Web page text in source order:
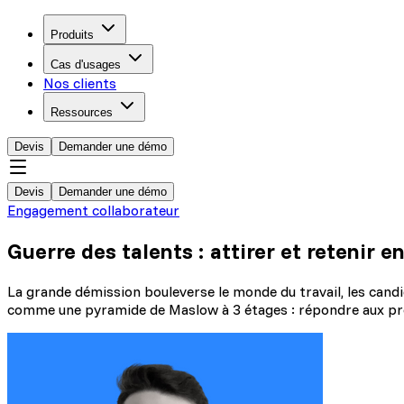
Produits
Cas d'usages
Nos clients
Ressources
Devis Demander une démo
Devis Demander une démo
Engagement collaborateur
Guerre des talents : attirer et retenir
La grande démission bouleverse le monde du travail, les
comme une pyramide de Maslow à 3 étages : répondre aux